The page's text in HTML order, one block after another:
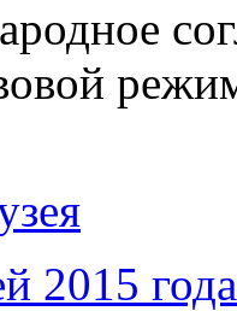
2015 года